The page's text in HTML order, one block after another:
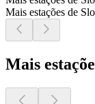
Mais estações de
Mais